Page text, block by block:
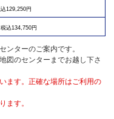
129,250円
込134,750円
ンターのご案内です。
図のセンターまでお越し下さ
ます。正確な場所はご利用の
ます。